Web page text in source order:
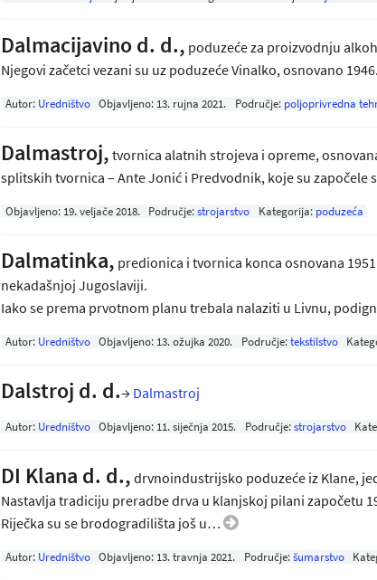
Dalmacijavino d. d., poduzeće za proizvodnju
Njegovi začetci vezani su uz poduzeće Vinalko, osnovano
Autor: Uredništvo Objavljeno: 13. rujna 2021. Područje: poljoprivredna
Dalmastroj, tvornica alatnih strojeva i opreme,
splitskih tvornica – Ante Jonić i Predvodnik, koje su započele
Objavljeno: 19. veljače 2018. Područje:strojarstvo Kategorija: poduzeća
Dalmatinka, predionica i tvornica konca osnovana
nekadašnjoj Jugoslaviji.
Iako se prema prvotnom planu trebala nalaziti u Livnu,
Autor: Uredništvo Objavljeno: 13. ožujka 2020. Područje: tekstilstvo
Dalstroj d. d.→ Dalmastroj
Autor: Uredništvo Objavljeno: 11. siječnja 2015. Područje: strojarstvo
DI Klana d. d., drvnoindustrijsko poduzeće iz Klane,
Nastavlja tradiciju preradbe drva u klanjskoj pilani započetu
Riječka su se brodogradilišta još u…
Autor: Uredništvo Objavljeno: 13. travnja 2021. Područje: šumarstvo